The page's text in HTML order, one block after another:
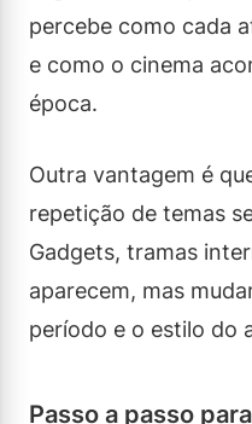
percebe como cada
e como o cinema
época.
Outra vantagem é
repetição de temas
Gadgets, tramas
aparecem, mas
período e o estilo do
Passo a passo